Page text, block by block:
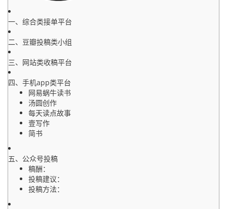
一、综合类接单平台
二、豆瓣投稿类小组
三、网站类收稿平台
四、手机app类平台
网易蜗牛读书
汤圆创作
每天读点故事
壹写作
简书
五、公众号投稿
稿酬：
投稿建议：
投稿方法：